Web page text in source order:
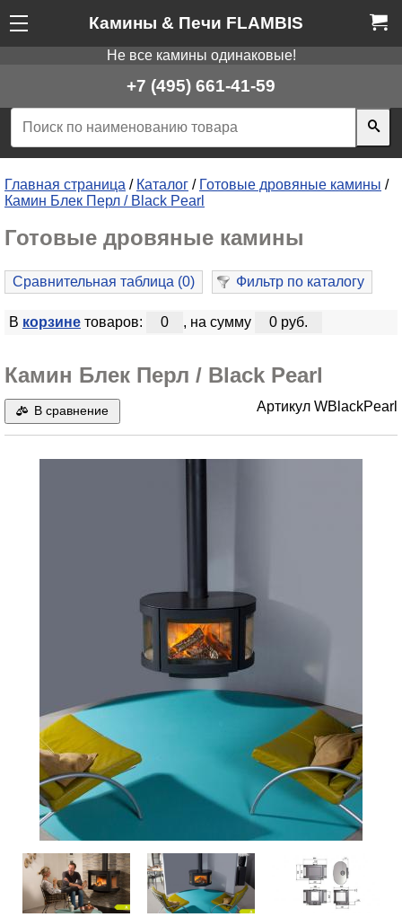
Камины & Печи FLAMBIS
Не все камины одинаковые!
+7 (495) 661-41-59
Главная страница / Каталог / Готовые дровяные камины /
Камин Блек Перл / Black Pearl
Готовые дровяные камины
Сравнительная таблица (0) Фильтр по каталогу
В корзинетоваров: 0 , на сумму 0 руб.
Камин Блек Перл / Black Pearl
В сравнение Артикул WBlackPearl